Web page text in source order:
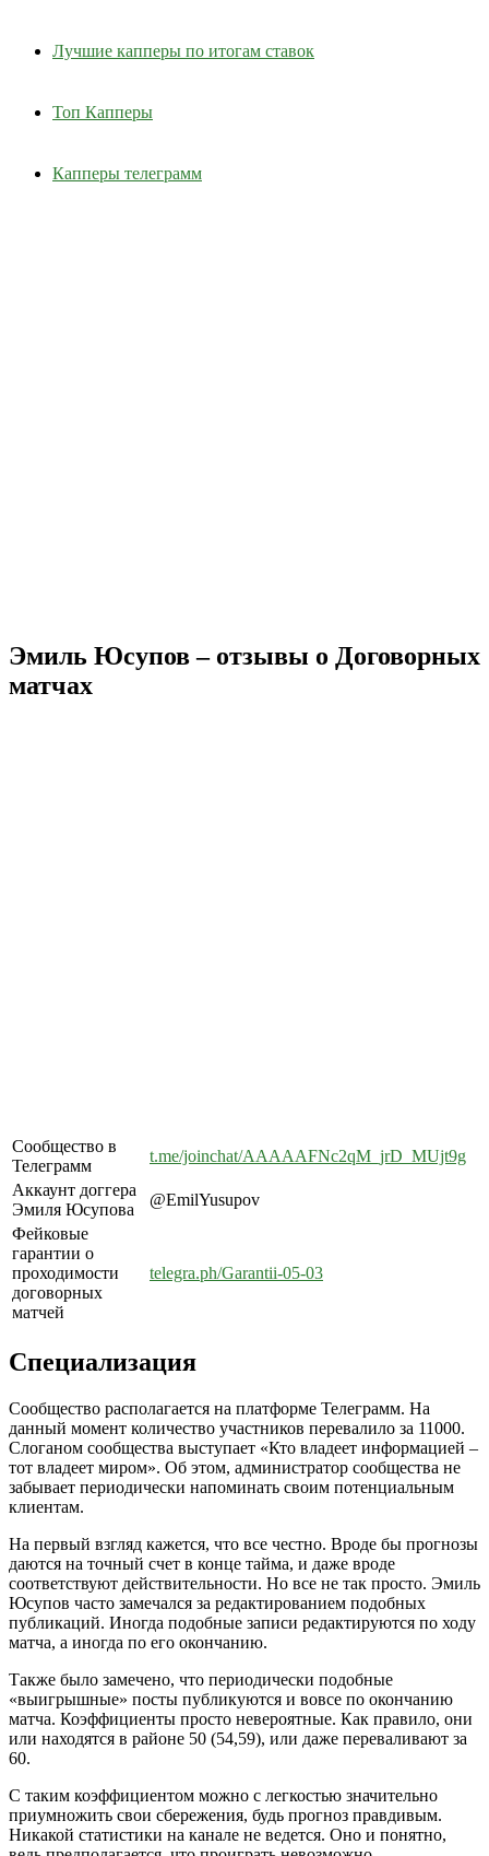
Лучшие капперы по итогам ставок
Топ Капперы
Капперы телеграмм
Эмиль Юсупов – отзывы о Договорных
матчах
Сообщество в
Телеграмм
t.me/joinchat/AAAAAFNc2qM_jrD_MUjt9g
Аккаунт доггера
Эмиля Юсупова
@EmilYusupov
Фейковые
гарантии о
проходимости
договорных
матчей
telegra.ph/Garantii-05-03
Специализация
Сообщество располагается на платформе Телеграмм. На
данный момент количество участников перевалило за 11000.
Слоганом сообщества выступает «Кто владеет информацией –
тот владеет миром». Об этом, администратор сообщества не
забывает периодически напоминать своим потенциальным
клиентам.
На первый взгляд кажется, что все честно. Вроде бы прогнозы
даются на точный счет в конце тайма, и даже вроде
соответствуют действительности. Но все не так просто. Эмиль
Юсупов часто замечался за редактированием подобных
публикаций. Иногда подобные записи редактируются по ходу
матча, а иногда по его окончанию.
Также было замечено, что периодически подобные
«выигрышные» посты публикуются и вовсе по окончанию
матча. Коэффициенты просто невероятные. Как правило, они
или находятся в районе 50 (54,59), или даже переваливают за
60.
С таким коэффициентом можно с легкостью значительно
приумножить свои сбережения, будь прогноз правдивым.
Никакой статистики на канале не ведется. Оно и понятно,